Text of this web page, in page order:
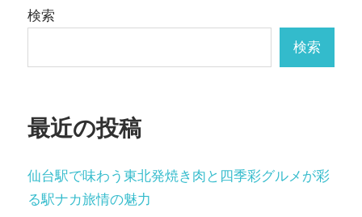
ゲ
シ
ョ
ン
検索
検索
最近の投稿
仙台駅で味わう東北発焼き肉と四季彩グルメが彩
る駅ナカ旅情の魅力